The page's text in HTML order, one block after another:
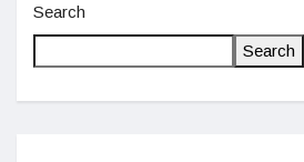
Search
Search